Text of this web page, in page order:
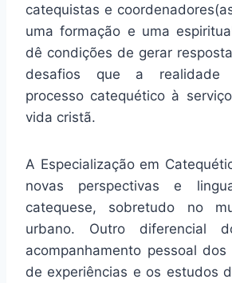
catequistas e
uma formação e uma
dê condições de gerar
desafios que a realidade
processo catequético à
vida cristã.
A Especialização em
novas perspectivas e
catequese, sobretudo no
urbano. Outro diferencial
acompanhamento pessoal
de experiências e os estudos